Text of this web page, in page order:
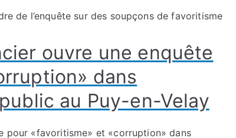
de l’enquête sur des soupçons de favoritisme
ouvre une enquête
dans
au Puy-en-Velay